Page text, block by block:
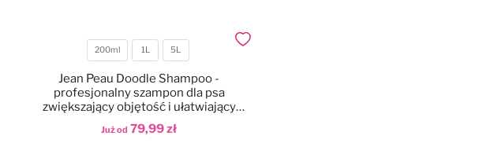
Pojemność
200ml 1L 5L
Już od 79,99 zł
Jean Peau Doodle Shampoo -
profesjonalny szampon dla psa
zwiększający objętość i ułatwiający
rozczesywanie gęstej i kręconej sierści,
koncentrat 1:4
Dodaj do ulubionych